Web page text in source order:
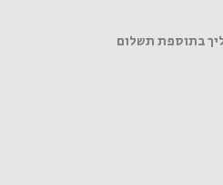
בתוספת תשלום